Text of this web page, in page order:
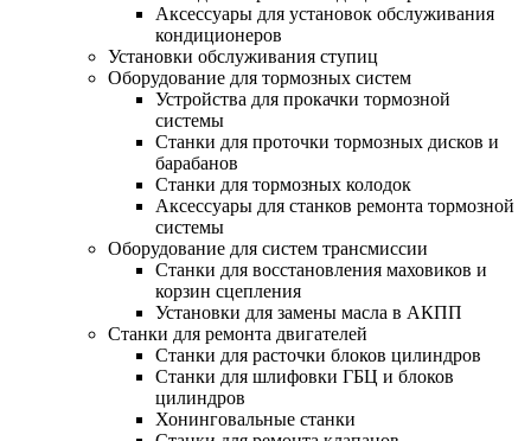
Аксессуары для установок обслуживания
кондиционеров
Установки обслуживания ступиц
Оборудование для тормозных систем
Устройства для прокачки тормозной
системы
Станки для проточки тормозных дисков и
барабанов
Станки для тормозных колодок
Аксессуары для станков ремонта тормозной
системы
Оборудование для систем трансмиссии
Станки для восстановления маховиков и
корзин сцепления
Установки для замены масла в АКПП
Станки для ремонта двигателей
Станки для расточки блоков цилиндров
Станки для шлифовки ГБЦ и блоков
цилиндров
Хонинговальные станки